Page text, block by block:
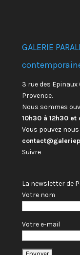
GALERIE
3 rue des
Provence.
Nous sommes
10h30 à 12h30 et
Vous pouvez
Suivre
La newsletter de
Votre nom
Votre e-mail